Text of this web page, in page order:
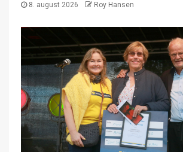
8. august 2026 Roy Hansen